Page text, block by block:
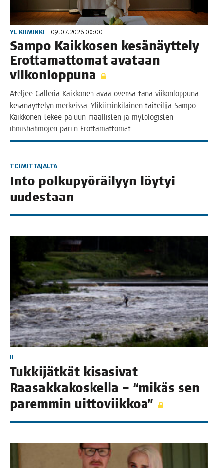
YLIKIIMINKI 09.07.2026 00:00
Sam­po Kaik­ko­sen kesä­näyt­te­ly
Erot­ta­mat­to­mat ava­taan
viikonloppuna
Atel­­jee-Gal­­le­­ria Kaik­ko­nen avaa oven­sa tänä vii­kon­lop­pu­na
kesä­näyt­te­lyn mer­keis­sä. Yli­kii­min­ki­läi­nen tai­tei­li­ja Sam­po
Kaik­ko­nen tekee paluun maal­lis­ten ja myto­lo­gis­ten
ihmis­hah­mo­jen pariin Erottamattomat.…..
TOIMITTAJALTA
Into pol­ku­pyö­räi­lyyn löy­tyi
uudestaan
II
Tuk­ki­jät­kät kisa­si­vat
Raa­sak­ka­kos­kel­la – “mikäs sen
parem­min uittoviikkoa”